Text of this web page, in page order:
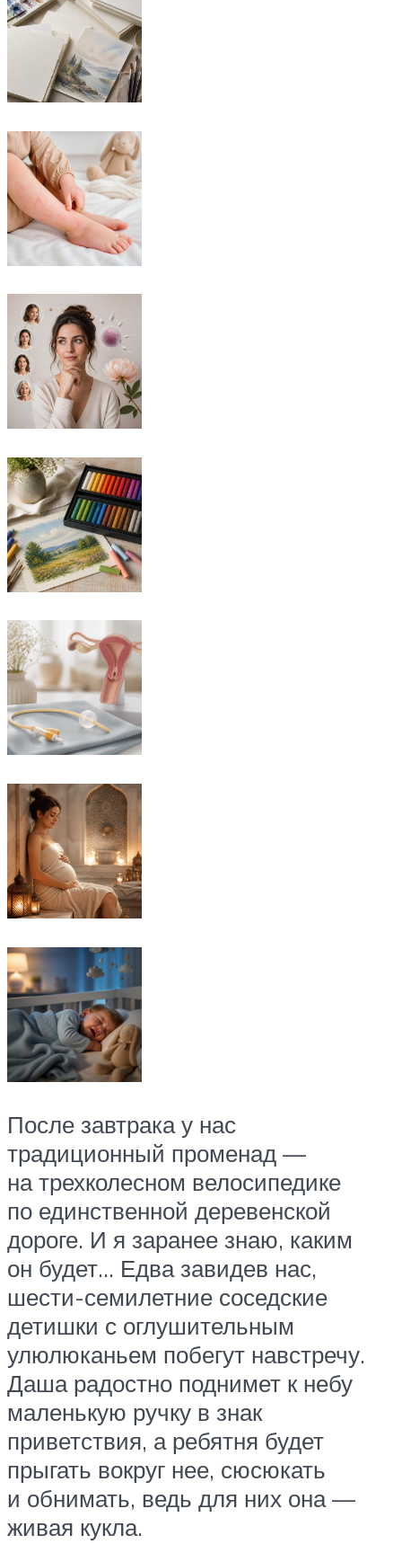
После завтрака у нас
традиционный променад —
на трехколесном велосипедике
по единственной деревенской
дороге. И я заранее знаю, каким
он будет… Едва завидев нас,
шести-семилетние соседские
детишки с оглушительным
улюлюканьем побегут навстречу.
Даша радостно поднимет к небу
маленькую ручку в знак
приветствия, а ребятня будет
прыгать вокруг нее, сюсюкать
и обнимать, ведь для них она —
живая кукла.